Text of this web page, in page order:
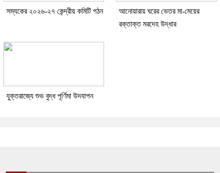
সম্যকের ২০২৬-২৭ কেন্দ্রীয় কমিটি গঠন
আনোয়ারায় ঘরের ভেতর মা-মেয়ের
রক্তাক্ত মরদেহ উদ্ধার
যুক্তরাজ্যে শুভ বুদ্ধ পূর্ণিমা উদযাপন